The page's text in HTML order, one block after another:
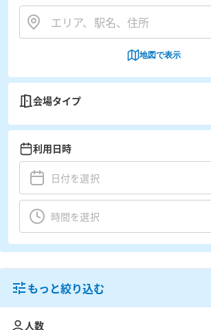
地図で表示
会場タイプ
利用日時
もっと絞り込む
人数